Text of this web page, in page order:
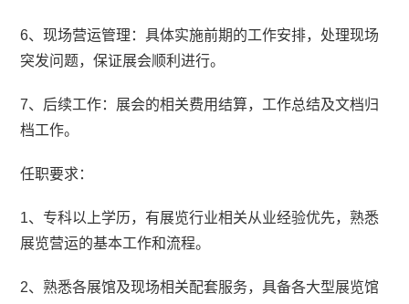
6、现场营运管理：具体实施前期的工作安排，处理现场
突发问题，保证展会顺利进行。
7、后续工作：展会的相关费用结算，工作总结及文档归
档工作。
任职要求：
1、专科以上学历，有展览行业相关从业经验优先，熟悉
展览营运的基本工作和流程。
2、熟悉各展馆及现场相关配套服务，具备各大型展览馆